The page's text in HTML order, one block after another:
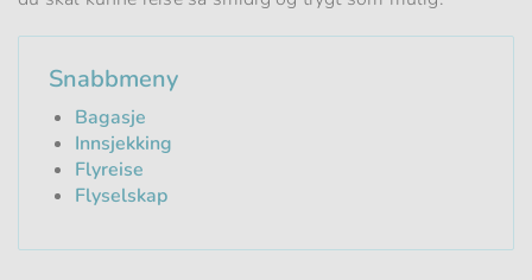
Snabbmeny
Bagasje
Innsjekking
Flyreise
Flyselskap